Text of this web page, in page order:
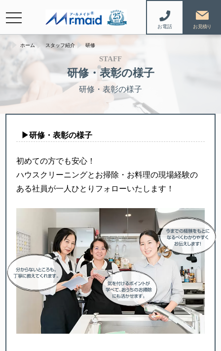
お電話
navigation
STAFF
研修・表彰の様子
研修・表彰の様子
ホーム スタッフ紹介 研修
▶研修・表彰の様子
初めての方でも安心！
ハウスクリーニングとお掃除・お料理の現場経験の
ある社員が一人ひとりフォローいたします！